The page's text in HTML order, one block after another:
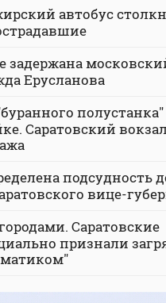
автобус
задержана
Ерусланова
полустанка"
Саратовский
подсудность
вице-
Саратовские
признали